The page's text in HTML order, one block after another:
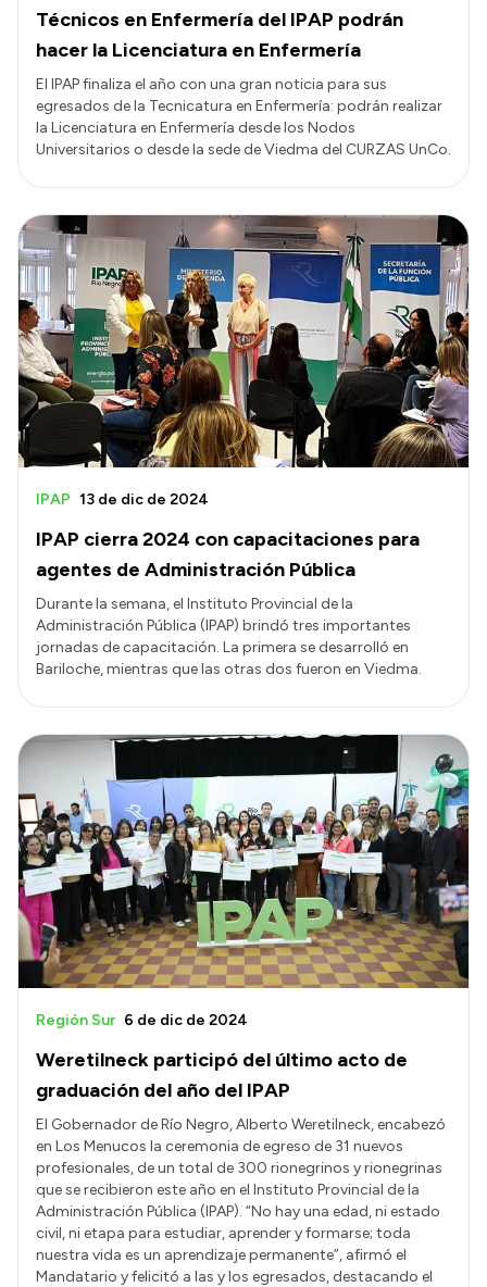
Técnicos en Enfermería del IPAP podrán
hacer la Licenciatura en Enfermería
El IPAP finaliza el año con una gran noticia para sus
egresados de la Tecnicatura en Enfermería: podrán realizar
la Licenciatura en Enfermería desde los Nodos
Universitarios o desde la sede de Viedma del CURZAS UnCo.
IPAP cierra 2024 con capacitaciones para
agentes de Administración Pública
IPAP 13 de dic de 2024
Durante la semana, el Instituto Provincial de la
Administración Pública (IPAP) brindó tres importantes
jornadas de capacitación. La primera se desarrolló en
Bariloche, mientras que las otras dos fueron en Viedma.
Weretilneck participó del último acto de
graduación del año del IPAP
Región Sur 6 de dic de 2024
El Gobernador de Río Negro, Alberto Weretilneck, encabezó
en Los Menucos la ceremonia de egreso de 31 nuevos
profesionales, de un total de 300 rionegrinos y rionegrinas
que se recibieron este año en el Instituto Provincial de la
Administración Pública (IPAP). “No hay una edad, ni estado
civil, ni etapa para estudiar, aprender y formarse; toda
nuestra vida es un aprendizaje permanente”, afirmó el
Mandatario y felicitó a las y los egresados, destacando el